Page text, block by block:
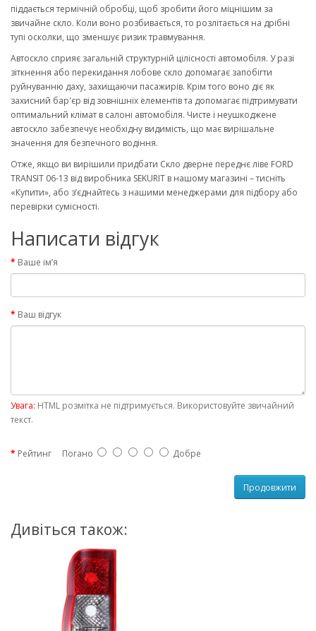
піддається термічній обробці, щоб зробити його міцнішим за
звичайне скло. Коли воно розбивається, то розлітається на дрібні
тупі осколки, що зменшує ризик травмування.
Автоскло сприяє загальній структурній цілісності автомобіля. У разі
зіткнення або перекидання лобове скло допомагає запобігти
руйнуванню даху, захищаючи пасажирів. Крім того воно діє як
захисний бар'єр від зовнішніх елементів та допомагає підтримувати
оптимальний клімат в салоні автомобіля. Чисте і неушкоджене
автоскло забезпечує необхідну видимість, що має вирішальне
значення для безпечного водіння.
Отже, якщо ви вирішили придбати Скло дверне переднє ліве FORD
TRANSIT 06-13 від виробника SEKURIT в нашому магазині – тисніть
«Купити», або з’єднайтесь з нашими менеджерами для підбору або
перевірки сумісності.
Написати відгук
Ваше ім’я
Ваш відгук
Увага: HTML розмітка не підтримується. Використовуйте звичайний
текст.
Рейтинг Погано Добре
Продовжити
Дивіться також: